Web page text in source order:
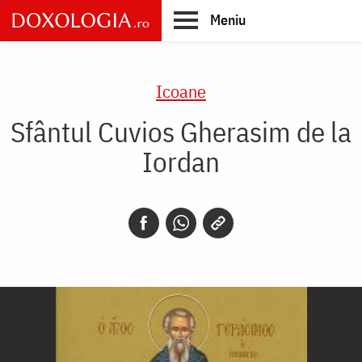
Skip
to
main
Meniu
Icoane
Sfântul Cuvios Gherasim de la
Iordan